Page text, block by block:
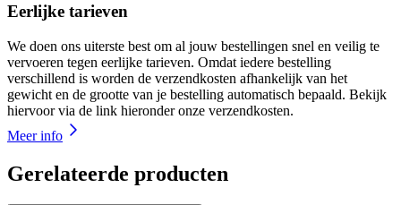
Eerlijke tarieven
We doen ons uiterste best om al jouw bestellingen snel en veilig te
vervoeren tegen eerlijke tarieven. Omdat iedere bestelling
verschillend is worden de verzendkosten afhankelijk van het
gewicht en de grootte van je bestelling automatisch bepaald. Bekijk
hiervoor via de link hieronder onze verzendkosten.
Meer info
Gerelateerde producten